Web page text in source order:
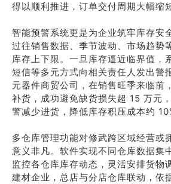
得以顺利推进，订单交付周期大幅缩
智能预警系统更是为企业筑牢库存安
过往销售数据、季节波动、市场趋势
库存上下限。一旦库存逼近临界值，
短信等多元方式向相关责任人发出警
元器件商贸公司，在销售旺季来临前
补货，成功避免缺货损失超 15 万元
警减少进货，降低库存积压成本约
多仓库管理功能对修武跨区域经营或
意义非凡。软件实现不同仓库数据集
监控各仓库库存动态，灵活安排货物
建材企业，总店与分店仓库联动，依